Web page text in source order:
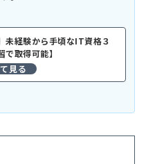
未経験から手頃なIT資格３
取得可能】